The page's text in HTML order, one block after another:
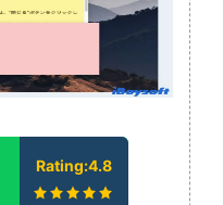
Rating:4.8